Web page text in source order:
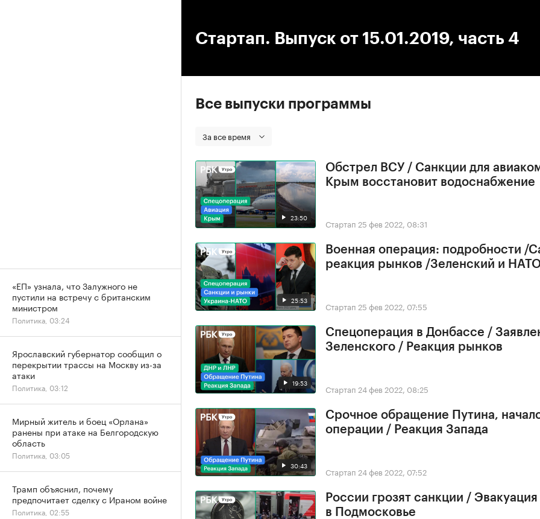
Стартап. Выпуск от 15.01.2019, часть 4
Все выпуски программы
За все время
23:50
Обстрел ВСУ / Санкции для
Крым восстановит водоснабжение
Стартап 25 фев 2022, 08:31
25:53
Военная операция: подробности /
реакция рынков /Зеленский и
Стартап 25 фев 2022, 07:55
19:53
Спецоперация в Донбассе /
Зеленского / Реакция рынков
Стартап 24 фев 2022, 08:25
30:43
Срочное обращение Путина,
операции / Реакция Запада
Стартап 24 фев 2022, 07:52
России грозят санкции /
в Подмосковье
«ЕП» узнала, что Залужного не
пустили на встречу с британским
министром
Политика, 03:24
Ярославский губернатор сообщил о
перекрытии трассы на Москву из-за
атаки
Политика, 03:12
Мирный житель и боец «Орлана»
ранены при атаке на Белгородскую
область
Политика, 03:05
Трамп объяснил, почему
предпочитает сделку с Ираном войне
Политика, 02:55